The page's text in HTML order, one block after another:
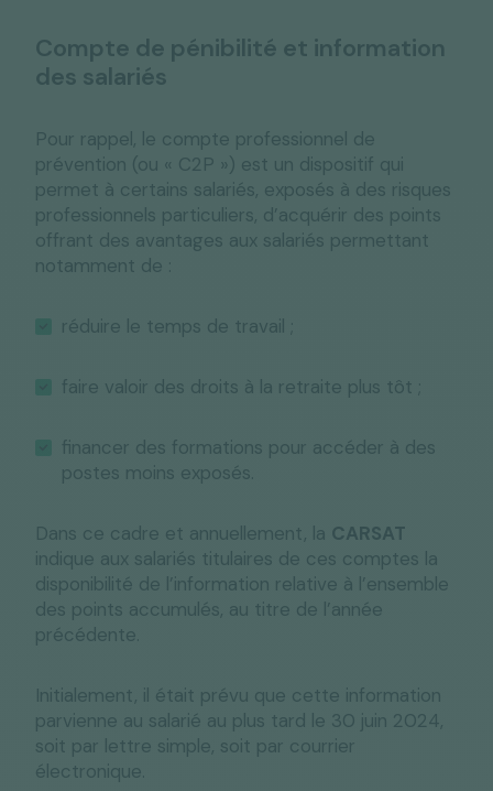
Compte de pénibilité et information
des salariés
Pour rappel, le compte professionnel de
prévention (ou « C2P ») est un dispositif qui
permet à certains salariés, exposés à des risques
professionnels particuliers, d’acquérir des points
offrant des avantages aux salariés permettant
notamment de :
réduire le temps de travail ;
faire valoir des droits à la retraite plus tôt ;
financer des formations pour accéder à des
postes moins exposés.
Dans ce cadre et annuellement, la CARSAT
indique aux salariés titulaires de ces comptes la
disponibilité de l’information relative à l’ensemble
des points accumulés, au titre de l’année
précédente.
Initialement, il était prévu que cette information
parvienne au salarié au plus tard le 30 juin 2024,
soit par lettre simple, soit par courrier
électronique.